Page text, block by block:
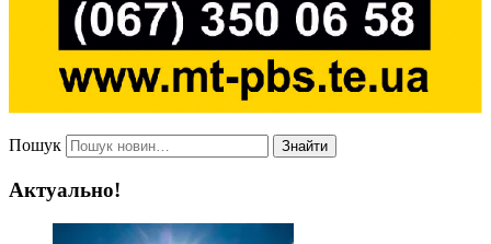
Пошук Знайти
Актуально!